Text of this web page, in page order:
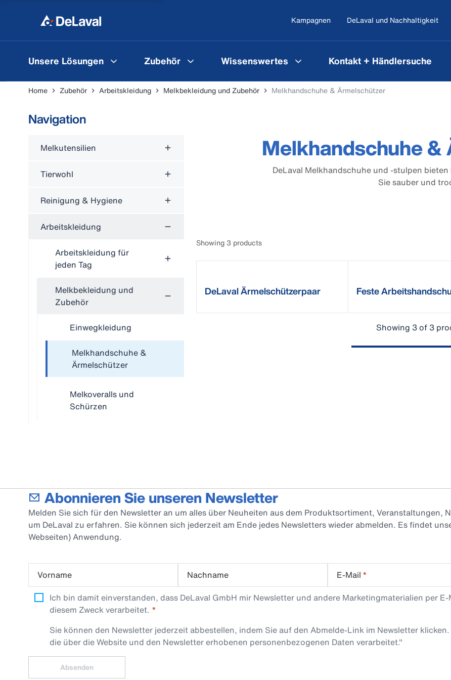
Kampagnen DeLaval und Nachhaltigkeit
Unsere Lösungen Zubehör Wissenswertes Kontakt + Händlersuche
Home Zubehör Arbeitskleidung Melkbekleidung und Zubehör Melkhandschuhe & Ärmelschützer
Navigation
Melkutensilien
Tierwohl
Reinigung & Hygiene
Arbeitskleidung
Arbeitskleidung für
jeden Tag
Melkbekleidung und
Zubehör
Einwegkleidung
Melkhandschuhe &
Ärmelschützer
Melkoveralls und
Schürzen
Melkhandschuhe
DeLaval Melkhandschuhe und -stulpen
Sie sauber und
Showing 3 products
DeLaval Ärmelschützerpaar
Feste
Showing 3 of 3
Abonnieren Sie unseren Newsletter
Melden Sie sich für den Newsletter an um alles über Neuheiten aus dem Produktsortiment,
um DeLaval zu erfahren. Sie können sich jederzeit am Ende jedes Newsletters wieder abmelden. Es findet
Webseiten) Anwendung.
Vorname Nachname E-Mail *
Ich bin damit einverstanden, dass DeLaval GmbH mir Newsletter und andere Marketingmaterialien per
diesem Zweck verarbeitet.
Sie können den Newsletter jederzeit abbestellen, indem Sie auf den Abmelde-Link im Newsletter klicken.
die über die Website und den Newsletter erhobenen personenbezogenen Daten verarbeitet."
Absenden